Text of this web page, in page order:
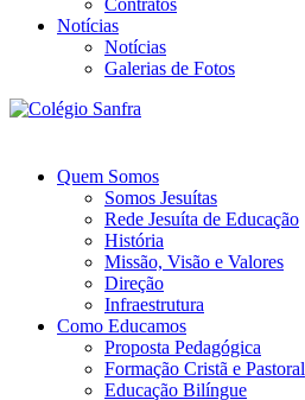
Contratos
Notícias
Notícias
Galerias de Fotos
Quem Somos
Somos Jesuítas
Rede Jesuíta de Educação
História
Missão, Visão e Valores
Direção
Infraestrutura
Como Educamos
Proposta Pedagógica
Formação Cristã e Pastoral
Educação Bilíngue